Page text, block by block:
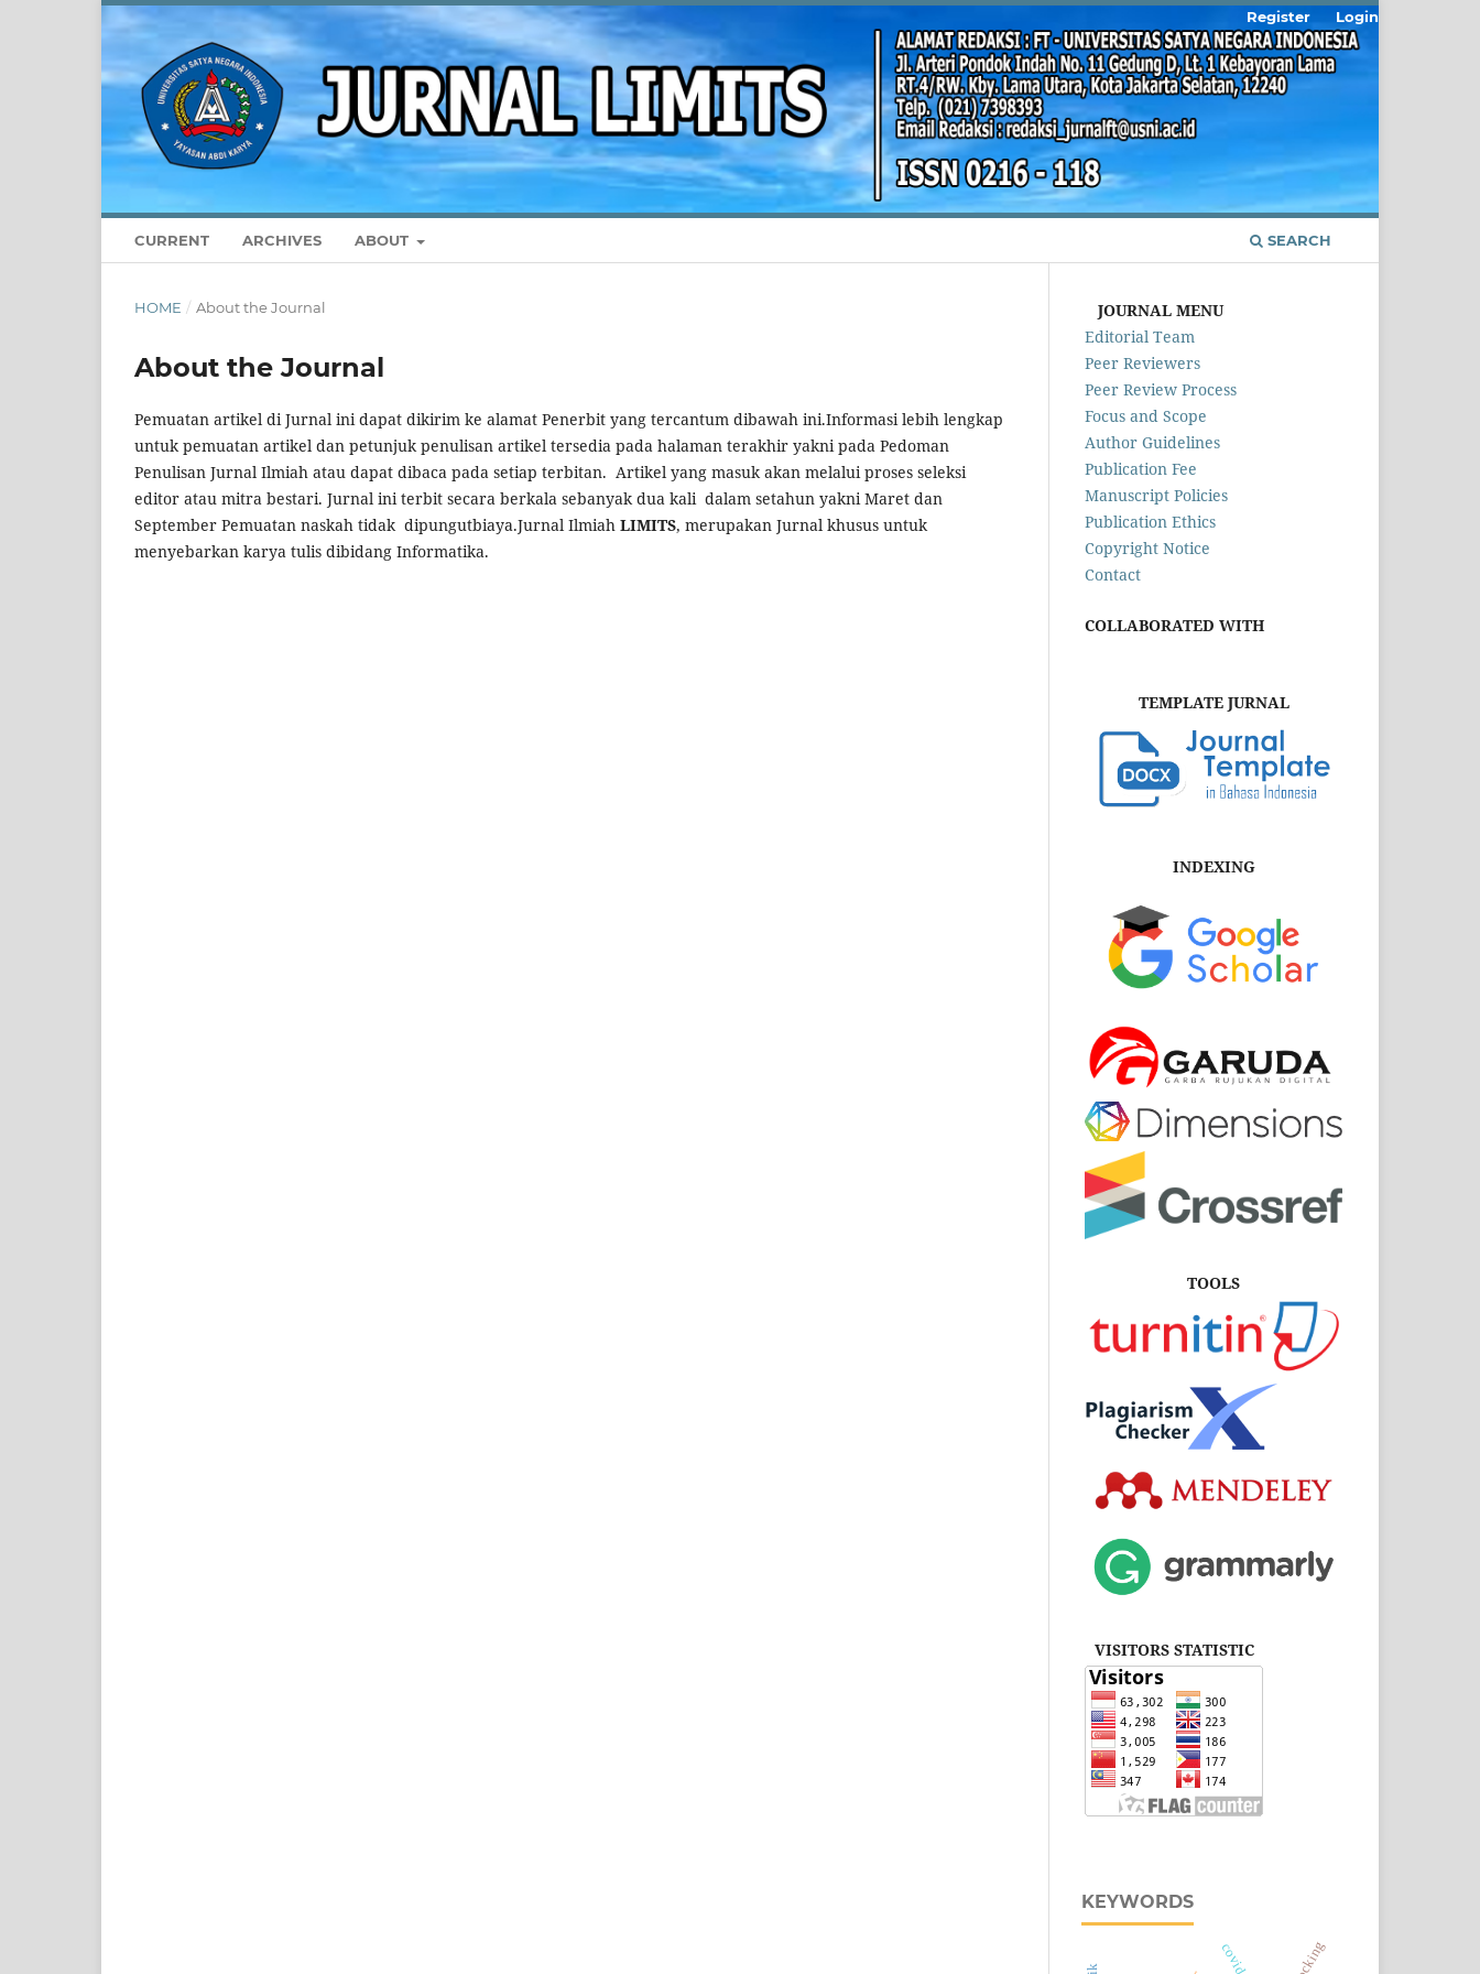
CURRENT ARCHIVES ABOUT SEARCH
Register Login
HOME / About the Journal
About the Journal
Pemuatan artikel di Jurnal ini dapat dikirim ke alamat Penerbit yang tercantum dibawah ini.Informasi lebih lengkap
untuk pemuatan artikel dan petunjuk penulisan artikel tersedia pada halaman terakhir yakni pada Pedoman
Penulisan Jurnal Ilmiah atau dapat dibaca pada setiap terbitan. Artikel yang masuk akan melalui proses seleksi
editor atau mitra bestari. Jurnal ini terbit secara berkala sebanyak dua kali dalam setahun yakni Maret dan
September Pemuatan naskah tidak dipungutbiaya.Jurnal Ilmiah LIMITS, merupakan Jurnal khusus untuk
menyebarkan karya tulis dibidang Informatika.
JOURNAL MENU
Editorial Team
Peer Reviewers
Peer Review Process
Focus and Scope
Author Guidelines
Publication Fee
Manuscript Policies
Publication Ethics
Copyright Notice
Contact
COLLABORATED WITH
TEMPLATE JURNAL
INDEXING
TOOLS
VISITORS STATISTIC
KEYWORDS